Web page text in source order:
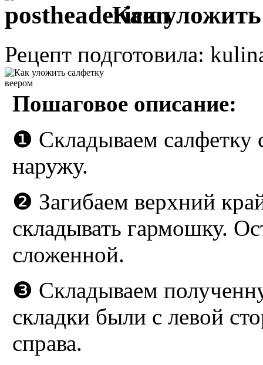
Как уложить
Рецепт подготовила:
Пошаговое описание:
❶ Складываем салфетку
наружу.
❷ Загибаем верхний
складывать гармошку.
сложенной.
❸ Складываем
складки были с левой
справа.